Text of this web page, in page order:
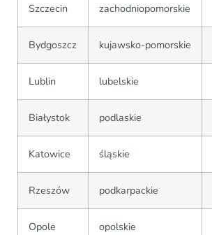
Szczecin zachodniopomorskie
Bydgoszcz kujawsko-pomorskie
Lublin lubelskie
Białystok podlaskie
Katowice śląskie
Rzeszów podkarpackie
Opole opolskie